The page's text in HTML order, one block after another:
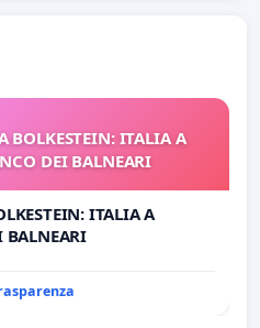
BOLKESTEIN: ITALIA A
DEI BALNEARI
ITALIA A
BALNEARI